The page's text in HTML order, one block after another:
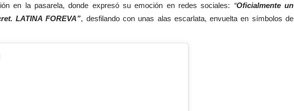
en la pasarela, donde expresó su emoción en redes sociales: “Oficialmente un
LATINA FOREVA”, desfilando con unas alas escarlata, envuelta en símbolos de